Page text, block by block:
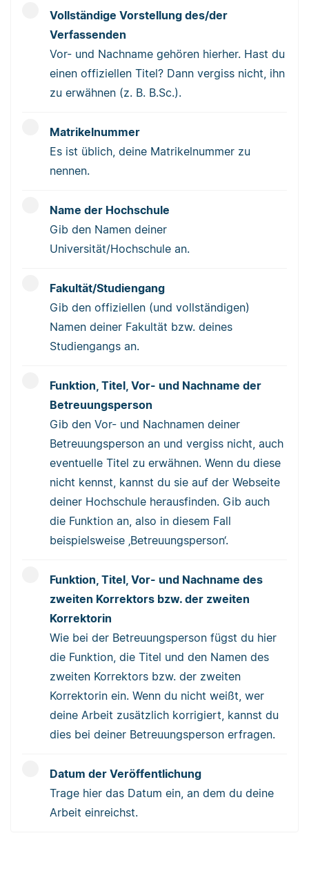
Vollständige Vorstellung des/der
Verfassenden
Vor- und Nachname gehören hierher. Hast du
einen offiziellen Titel? Dann vergiss nicht, ihn
zu erwähnen (z. B. B.Sc.).
Matrikelnummer
Es ist üblich, deine Matrikelnummer zu
nennen.
Name der Hochschule
Gib den Namen deiner
Universität/Hochschule an.
Fakultät/Studiengang
Gib den offiziellen (und vollständigen)
Namen deiner Fakultät bzw. deines
Studiengangs an.
Funktion, Titel, Vor- und Nachname der
Betreuungsperson
Gib den Vor- und Nachnamen deiner
Betreuungsperson an und vergiss nicht, auch
eventuelle Titel zu erwähnen. Wenn du diese
nicht kennst, kannst du sie auf der Webseite
deiner Hochschule herausfinden. Gib auch
die Funktion an, also in diesem Fall
beispielsweise ‚Betreuungsperson‘.
Funktion, Titel, Vor- und Nachname des
zweiten Korrektors bzw. der zweiten
Korrektorin
Wie bei der Betreuungsperson fügst du hier
die Funktion, die Titel und den Namen des
zweiten Korrektors bzw. der zweiten
Korrektorin ein. Wenn du nicht weißt, wer
deine Arbeit zusätzlich korrigiert, kannst du
dies bei deiner Betreuungsperson erfragen.
Datum der Veröffentlichung
Trage hier das Datum ein, an dem du deine
Arbeit einreichst.